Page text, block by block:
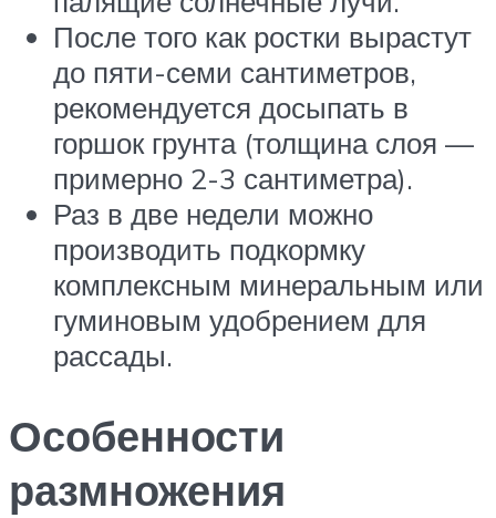
После того как ростки вырастут
до пяти-семи сантиметров,
рекомендуется досыпать в
горшок грунта (толщина слоя —
примерно 2-3 сантиметра).
Раз в две недели можно
производить подкормку
комплексным минеральным или
гуминовым удобрением для
рассады.
Особенности
размножения